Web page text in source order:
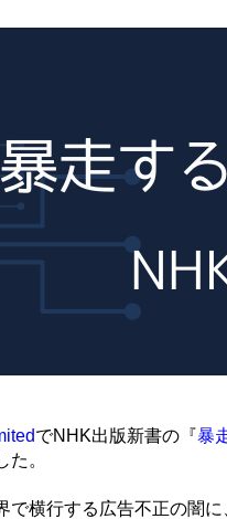
でNHK出版新書の『暴
た。
で横行する広告不正の闇